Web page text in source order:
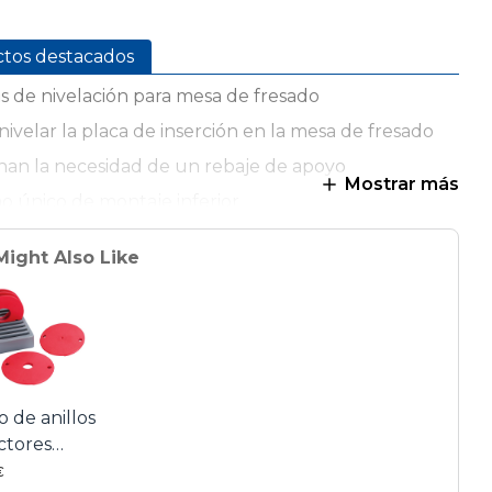
destacados
de nivelación para mesa de fresado
la placa de inserción en la mesa de fresado
la necesidad de un rebaje de apoyo
de localización para facilitar la instalación
en las cuatro esquinas para mayor estabilidad
puntos de contacto ajustables
Mostrar más
Also Like
de anillos
de 5